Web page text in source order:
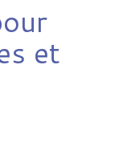
et